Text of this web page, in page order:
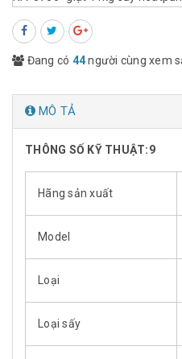
Đang có 44người cùng xem
MÔ TẢ
THÔNG SỐ KỸ THUẬT:9
Hãng sản xuất
Model
Loại
Loại sấy